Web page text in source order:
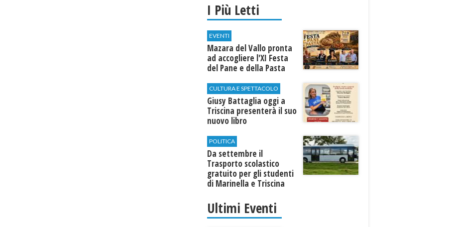
I Più Letti
EVENTI
Mazara del Vallo pronta
ad accogliere l'XI Festa
del Pane e della Pasta
CULTURA E SPETTACOLO
Giusy Battaglia oggi a
Triscina presenterà il suo
nuovo libro
POLITICA
Da settembre il
Trasporto scolastico
gratuito per gli studenti
di Marinella e Triscina
Ultimi Eventi